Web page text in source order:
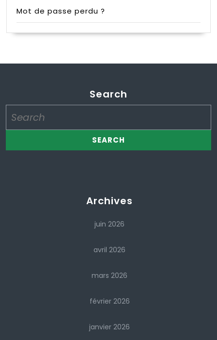
Mot de passe perdu ?
Search
for:
Archives
juin 2026
avril 2026
mars 2026
février 2026
janvier 2026